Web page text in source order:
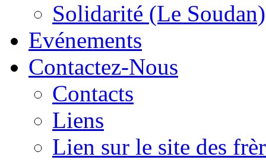
Solidarité (Le Soudan)
Evénements
Contactez-Nous
Contacts
Liens
Lien sur le site des